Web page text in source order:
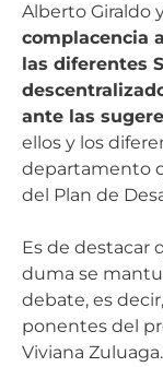
Alberto Giraldo
complacencia
las diferentes
ante las
ellos y los
departamento
del Plan de
Es de destacar
duma se
debate, es
ponentes del
Viviana